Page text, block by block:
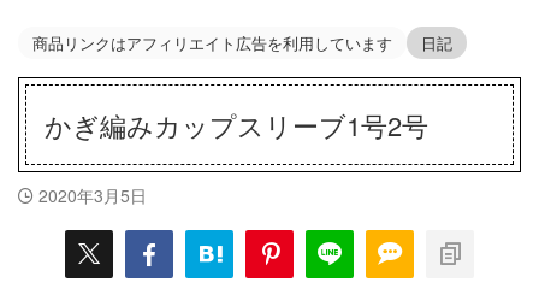
商品リンクはアフィリエイト広告を利用しています 日記
かぎ編みカップスリーブ1号2号
2020年3月5日